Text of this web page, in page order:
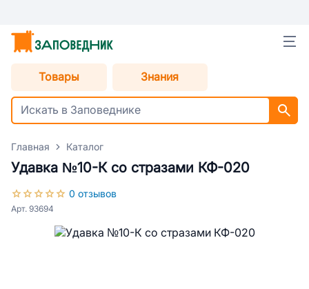
Товары Знания
Главная Каталог
Удавка №10-К со стразами КФ-020
0 отзывов
Арт. 93694